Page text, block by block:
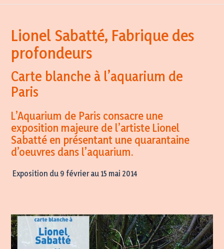
Lionel Sabatté, Fabrique des
profondeurs
Carte blanche à l’aquarium de
Paris
L’Aquarium de Paris consacre une
exposition majeure de l’artiste Lionel
Sabatté en présentant une quarantaine
d’oeuvres dans l’aquarium.
Exposition du 9 février au 15 mai 2014